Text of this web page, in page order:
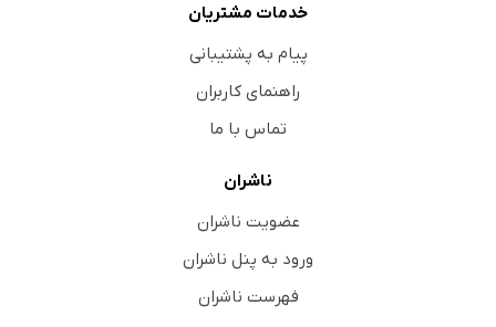
خدمات مشتریان
پیام به پشتیبانی
راهنمای کاربران
تماس با ما
ناشران
عضویت ناشران
ورود به پنل ناشران
فهرست ناشران